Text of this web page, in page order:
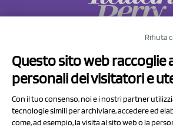
Via Prov.le Sassuolo
41057 Spilamberto
Rifiuta
Questo sito web raccoglie
personali dei visitatori e
Con il tuo consenso, noi e i nostri partner
tecnologie simili per archiviare, accedere ed
come, ad esempio, la visita al sito web o la